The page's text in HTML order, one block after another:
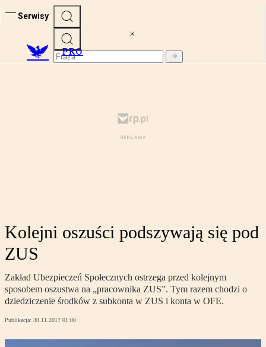
Serwisy
PRO
Kolejni oszuści podszywają się pod
ZUS
Zakład Ubezpieczeń Społecznych ostrzega przed kolejnym
sposobem oszustwa na „pracownika ZUS”. Tym razem chodzi o
dziedziczenie środków z subkonta w ZUS i konta w OFE.
Publikacja: 30.11.2017 01:00